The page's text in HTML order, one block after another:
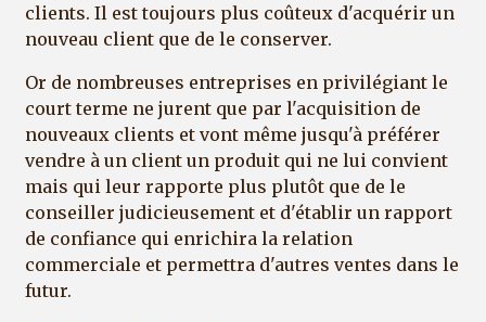
clients. Il est toujours plus coûteux d'acquérir un
nouveau client que de le conserver.
Or de nombreuses entreprises en privilégiant le
court terme ne jurent que par l'acquisition de
nouveaux clients et vont même jusqu'à préférer
vendre à un client un produit qui ne lui convient
mais qui leur rapporte plus plutôt que de le
conseiller judicieusement et d'établir un rapport
de confiance qui enrichira la relation
commerciale et permettra d'autres ventes dans le
futur.